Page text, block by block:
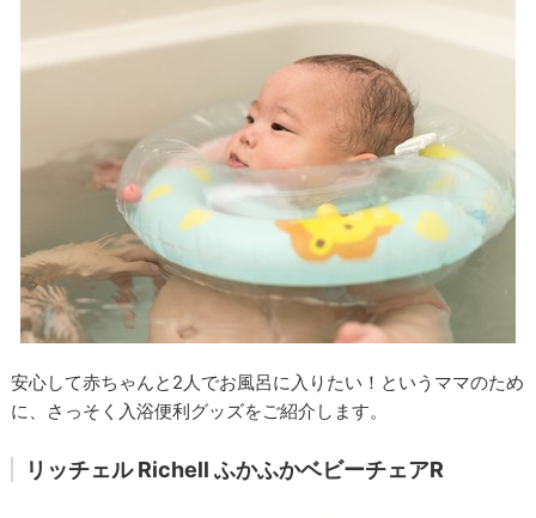
安心して赤ちゃんと2人でお風呂に入りたい！というママのため
に、さっそく入浴便利グッズをご紹介します。
リッチェル Richell ふかふかベビーチェアR